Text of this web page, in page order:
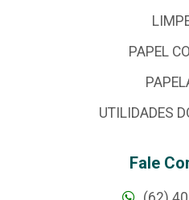
PAPEL
UTILIDADES
Fale